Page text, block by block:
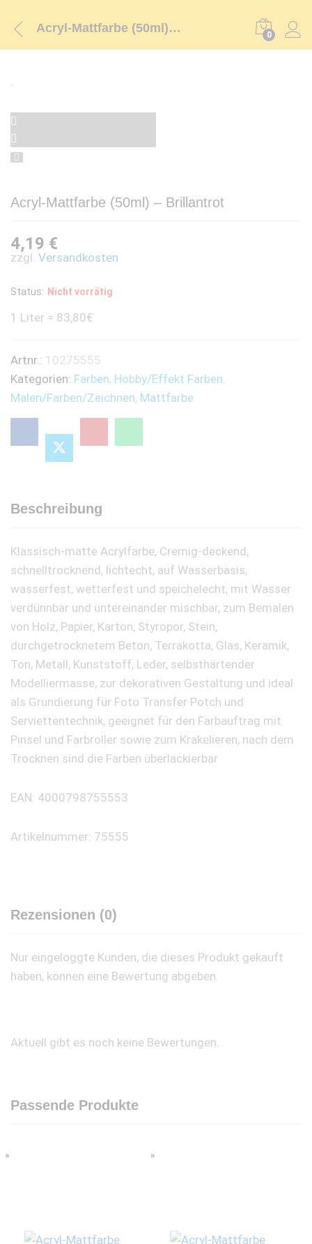
Acryl-Mattfarbe (50ml) – Brillantrot 0
Acryl-Mattfarbe (50ml) – Brillantrot
4,19 €
zzgl. Versandkosten
Status: Nicht vorrätig
1 Liter = 83,80€
Artnr.: 10275555
Kategorien: Farben, Hobby/Effekt Farben,
Malen/Farben/Zeichnen, Mattfarbe
Beschreibung
Klassisch-matte Acrylfarbe, Cremig-deckend,
schnelltrocknend, lichtecht, auf Wasserbasis,
wasserfest, wetterfest und speichelecht, mit Wasser
verdünnbar und untereinander mischbar, zum Bemalen
von Holz, Papier, Karton, Styropor, Stein,
durchgetrocknetem Beton, Terrakotta, Glas, Keramik,
Ton, Metall, Kunststoff, Leder, selbsthärtender
Modelliermasse, zur dekorativen Gestaltung und ideal
als Grundierung für Foto Transfer Potch und
Serviettentechnik, geeignet für den Farbauftrag mit
Pinsel und Farbroller sowie zum Krakelieren, nach dem
Trocknen sind die Farben überlackierbar
EAN: 4000798755553
Artikelnummer: 75555
Rezensionen (0)
Nur eingeloggte Kunden, die dieses Produkt gekauft
haben, können eine Bewertung abgeben.
Aktuell gibt es noch keine Bewertungen.
Passende Produkte